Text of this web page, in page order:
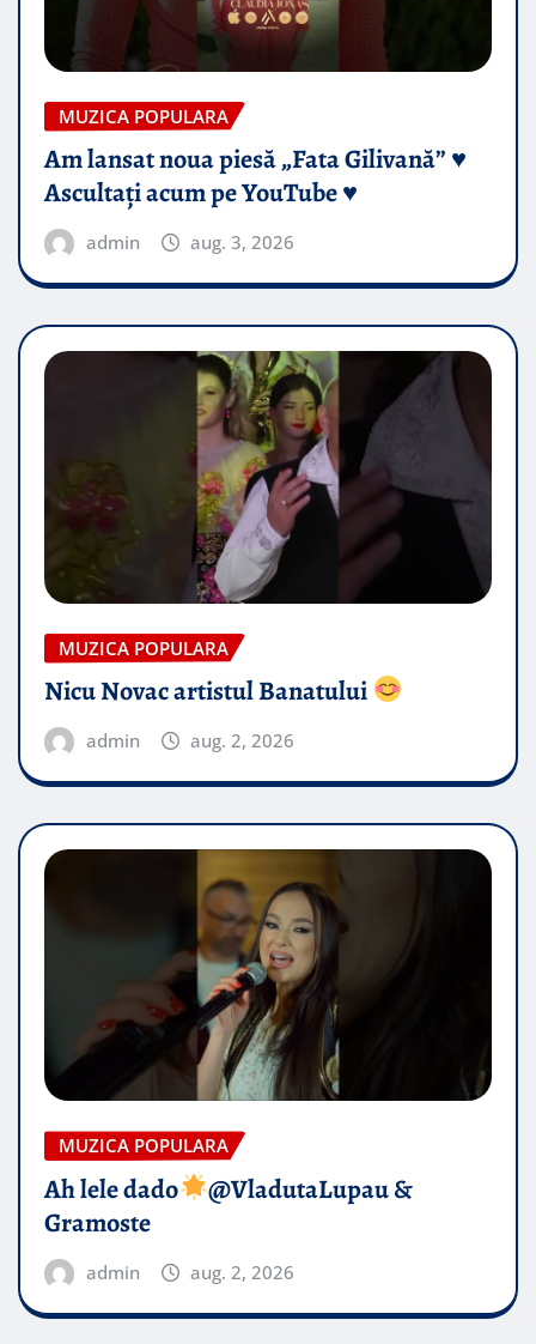
MUZICA POPULARA
Am lansat noua piesă „Fata Gilivană” ♥️
Ascultați acum pe YouTube ♥️
admin aug. 3, 2026
MUZICA POPULARA
Nicu Novac artistul Banatului
admin aug. 2, 2026
MUZICA POPULARA
Ah lele dado​
@VladutaLupau &
Gramoste
admin aug. 2, 2026